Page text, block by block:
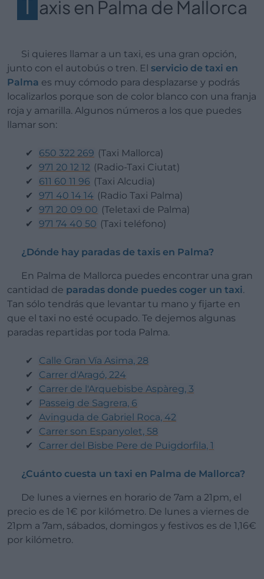
axis en Palma de Mallorca
Si quieres llamar a un taxi, es una gran opción,
junto con el autobús o tren. El servicio de taxi en
Palma es muy cómodo para desplazarse y podrás
localizarlos porque son de color blanco con una franja
roja y amarilla. Algunos números a los que puedes
llamar son:
650 322 269 (Taxi Mallorca)
971 20 12 12 (Radio-Taxi Ciutat)
611 60 11 96 (Taxi Alcudia)
971 40 14 14 (Radio Taxi Palma)
971 20 09 00 (Teletaxi de Palma)
971 74 40 50 (Taxi teléfono)
¿Dónde hay paradas de taxis en Palma?
En Palma de Mallorca puedes encontrar una gran
cantidad de paradas donde puedes coger un taxi.
Tan sólo tendrás que levantar tu mano y fijarte en
que el taxi no esté ocupado. Te dejemos algunas
paradas repartidas por toda Palma.
Calle Gran Vía Asima, 28
Carrer d'Aragó, 224
Carrer de l'Arquebisbe Aspàreg, 3
Passeig de Sagrera, 6
Avinguda de Gabriel Roca, 42
Carrer son Espanyolet, 58
Carrer del Bisbe Pere de Puigdorfila, 1
¿Cuánto cuesta un taxi en Palma de Mallorca?
De lunes a viernes en horario de 7am a 21pm, el
precio es de 1€ por kilómetro. De lunes a viernes de
21pm a 7am, sábados, domingos y festivos es de 1,16€
por kilómetro.